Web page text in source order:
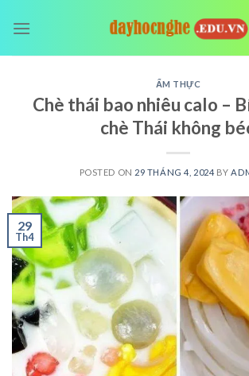
ẨM THỰC
Chè thái bao nhiêu calo –
chè Thái không
POSTED ON 29 THÁNG 4, 2024 BY
29
Th4